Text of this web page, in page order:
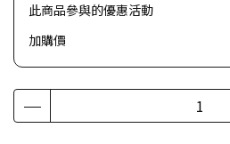
此商品參與的優惠活動
加購價